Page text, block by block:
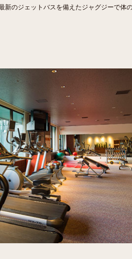
新のジェットバスを備えたジャグジーで体